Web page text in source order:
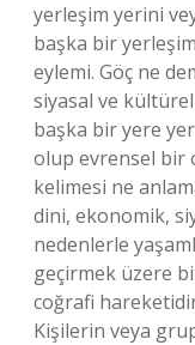
yerleşim yerini
başka bir
eylemi. Göç ne
siyasal ve
başka bir yere
olup evrensel bir
kelimesi ne
dini, ekonomik,
nedenlerle
geçirmek üzere
coğrafi
Kişilerin veya